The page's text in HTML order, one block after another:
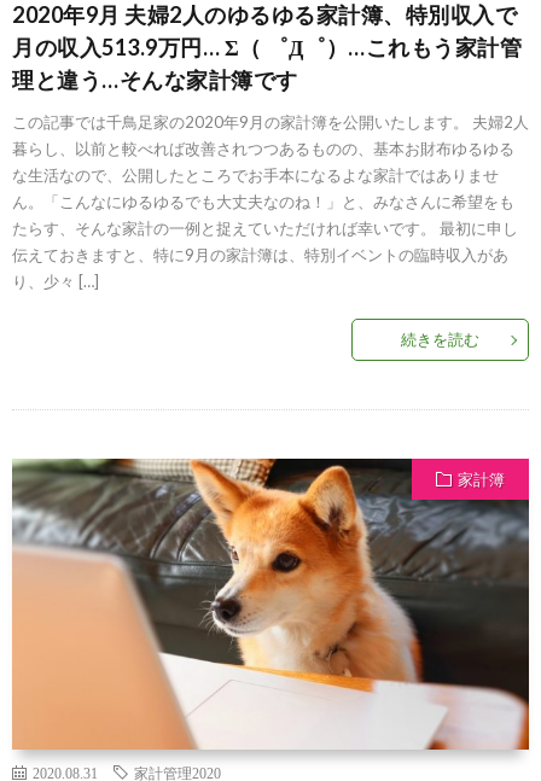
2020年9月 夫婦2人のゆるゆる家計簿、特別収入で
月の収入513.9万円… Σ（ ゜Д゜）…これもう家計管
理と違う…そんな家計簿です
この記事では千鳥足家の2020年9月の家計簿を公開いたします。 夫婦2人
暮らし、以前と較べれば改善されつつあるものの、基本お財布ゆるゆる
な生活なので、公開したところでお手本になるよな家計ではありませ
ん。「こんなにゆるゆるでも大丈夫なのね！」と、みなさんに希望をも
たらす、そんな家計の一例と捉えていただければ幸いです。 最初に申し
伝えておきますと、特に9月の家計簿は、特別イベントの臨時収入があ
り、少々 […]
続きを読む
家計簿
2020.08.31 家計管理2020